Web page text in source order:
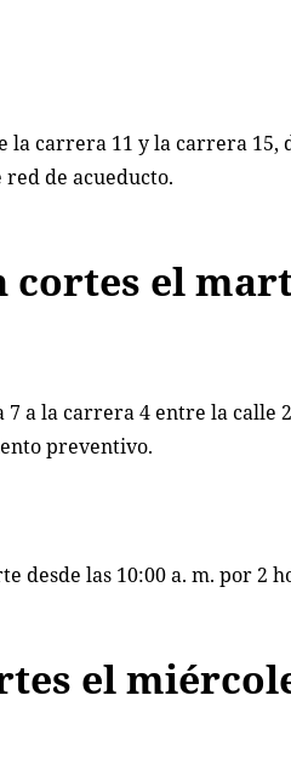
carrera 11 y la carrera 15,
de acueducto.
cortes el
a la carrera 4 entre la calle
preventivo.
desde las 10:00 a. m. por
el